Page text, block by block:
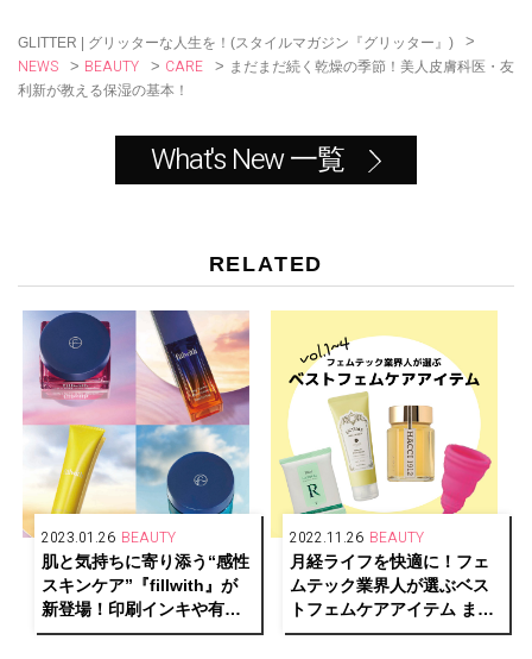
GLITTER | グリッターな人生を！(スタイルマガジン『グリッター』) >
NEWS > BEAUTY > CARE > まだまだ続く乾燥の季節！美人皮膚科医・友
利新が教える保湿の基本！
What's New 一覧
RELATED
2023.01.26 BEAUTY
肌と気持ちに寄り添う“感性
スキンケア”『fillwith』が
新登場！印刷インキや有機
顔料で世界トップシェアの
2022.11.26 BEAUTY
月経ライフを快適に！フェ
ムテック業界人が選ぶベス
トフェムケアアイテム まと
め